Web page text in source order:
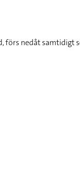
förs nedåt samtidigt